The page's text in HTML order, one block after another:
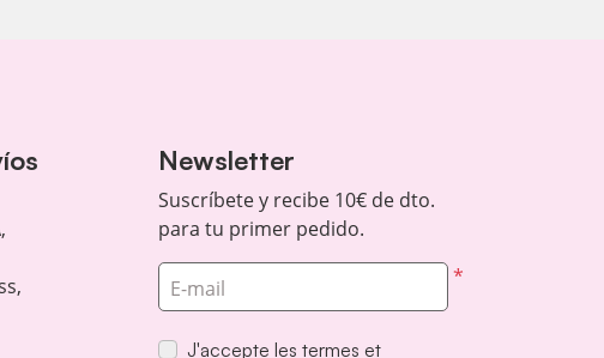
Newsletter
Suscríbete y recibe 10€ de dto.
para tu primer pedido.
*
E-mail
J'accepte les termes et